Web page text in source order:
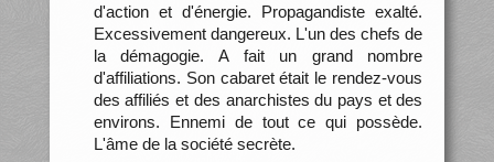
d'action et d'énergie. Propagandiste exalté.
Excessivement dangereux. L'un des chefs de
la démagogie. A fait un grand nombre
d'affiliations. Son cabaret était le rendez-vous
des affiliés et des anarchistes du pays et des
environs. Ennemi de tout ce qui possède.
L'âme de la société secrète.